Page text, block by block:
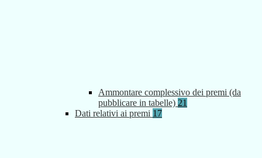
Ammontare complessivo dei premi (da
pubblicare in tabelle) 21
Dati relativi ai premi 17